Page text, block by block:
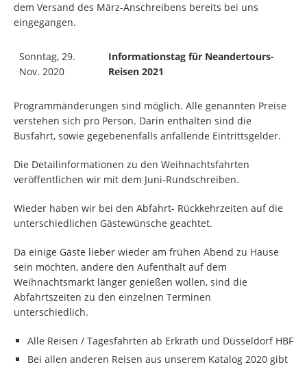
dem Versand des März-Anschreibens bereits bei uns
eingegangen.
Sonntag, 29.
Nov. 2020
Informationstag für Neandertours-
Reisen 2021
Programmänderungen sind möglich. Alle genannten Preise
verstehen sich pro Person. Darin enthalten sind die
Busfahrt, sowie gegebenenfalls anfallende Eintrittsgelder.
Die Detailinformationen zu den Weihnachtsfahrten
veröffentlichen wir mit dem Juni-Rundschreiben.
Wieder haben wir bei den Abfahrt- Rückkehrzeiten auf die
unterschiedlichen Gästewünsche geachtet.
Da einige Gäste lieber wieder am frühen Abend zu Hause
sein möchten, andere den Aufenthalt auf dem
Weihnachtsmarkt länger genießen wollen, sind die
Abfahrtszeiten zu den einzelnen Terminen
unterschiedlich.
Alle Reisen / Tagesfahrten ab Erkrath und Düsseldorf HBF
Bei allen anderen Reisen aus unserem Katalog 2020 gibt